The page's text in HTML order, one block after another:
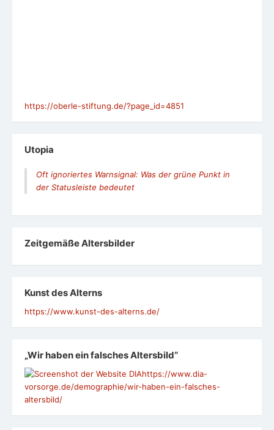
https://oberle-stiftung.de/?page_id=4851
Utopia
Oft ignoriertes Warnsignal: Was der grüne Punkt in
der Statusleiste bedeutet
Zeit­ge­mäße Alters­bil­der
Kunst des Alterns
https://www.kunst-des-alterns.de/
„Wir haben ein falsches Altersbild“
https://www.dia-
vorsorge.de/demographie/wir-haben-ein-falsches-
altersbild/